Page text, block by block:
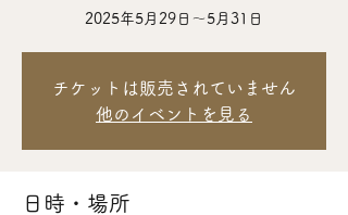
2025年5月29日～5月31日
チケットは販売されていません
他のイベントを見る
日時・場所